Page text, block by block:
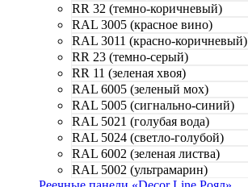
RR 32 (темно-коричневый)
RAL 3005 (красное вино)
RAL 3011 (красно-коричневый)
RR 23 (темно-серый)
RR 11 (зеленая хвоя)
RAL 6005 (зеленый мох)
RAL 5005 (сигнально-синий)
RAL 5021 (голубая вода)
RAL 5024 (светло-голубой)
RAL 6002 (зеленая листва)
RAL 5002 (ультрамарин)